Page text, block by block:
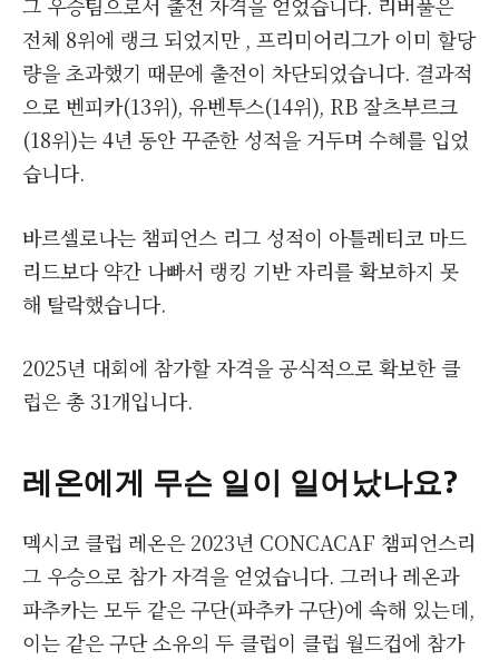
전체 8위에 랭크 되었지만 , 프리미어리그가 이미 할당
량을 초과했기 때문에 출전이 차단되었습니다. 결과적
으로 벤피카(13위), 유벤투스(14위), RB 잘츠부르크
(18위)는 4년 동안 꾸준한 성적을 거두며 수혜를 입었
습니다.
바르셀로나는 챔피언스 리그 성적이 아틀레티코 마드
리드보다 약간 나빠서 랭킹 기반 자리를 확보하지 못
해 탈락했습니다.
2025년 대회에 참가할 자격을 공식적으로 확보한 클
럽은 총 31개입니다.
레온에게 무슨 일이 일어났나요?
멕시코 클럽 레온은 2023년 CONCACAF 챔피언스리
그 우승으로 참가 자격을 얻었습니다. 그러나 레온과
파추카는 모두 같은 구단(파추카 구단)에 속해 있는데,
이는 같은 구단 소유의 두 클럽이 클럽 월드컵에 참가